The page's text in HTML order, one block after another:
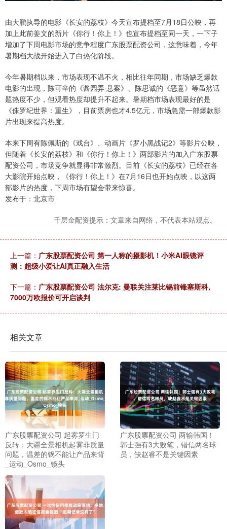
由大鹏执导的电影《长安的荔枝》今天宣布提档至7月18日公映，再
加上此前姜文的新片《你行！你上！》也宣布提档至同一天，一下子
增加了下周电影市场的竞争程度广东股票配资公司，这意味着，今年
暑期档大战开始进入了白热化阶段。
今年暑期档以来，市场表现不温不火，相比往年同期，市场缺乏爆款
电影的出现，陈可辛的《酱园弄·悬案》、陈思诚的《恶意》等虽然话
题热度不少，但观看热度却提升不起来。暑期档市场表现最好的是
《侏罗纪世界：重生》，目前票房也才4.5亿元，市场急需一部爆款影
片出现来提高热度。
本来下周有陈佩斯的《戏台》、动画片《罗小黑战记2》等影片公映，
但随着《长安的荔枝》和《你行！你上！》两部影片的加入广东股票
配资公司，市场竞争就显得非常激烈。目前《长安的荔枝》已经在各
大影院开始点映，《你行！你上！》在7月16日也开始点映，以这两
部影片的热度，下周市场有望会带来惊喜。
发布于：北京市
千层金配资提示：文章来自网络，不代表本站观点。
上一篇： 广东股票配资公司 第一人称的摄影机！小米AI眼镜评
测：超级小爱让AI真正融入生活
下一篇： 广东股票配资公司 法尔克: 曼联关注莱比锡前锋塞斯科,
7000万欧报价可开启谈判
相关文章
广东股票配资公司 起雾罗生门
反转：大疆全景相机起雾非质量
问题，温差的锅不能让产品来背
_运动_Osmo_镜头
广东股票配资公司 两输韩国！
郭士强有3大败笔，错信两名球
员，缺赵睿不是关键因素